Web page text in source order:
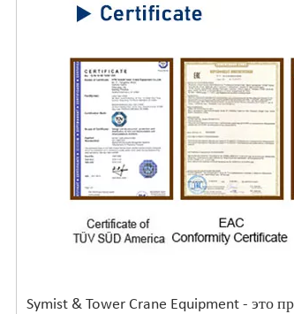
Symist & Tower Crane Equipment - это